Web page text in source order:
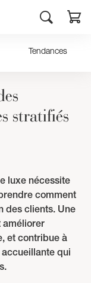
Tendances
stratifiés
luxe nécessite
comment
des clients. Une
améliorer
et contribue à
qui